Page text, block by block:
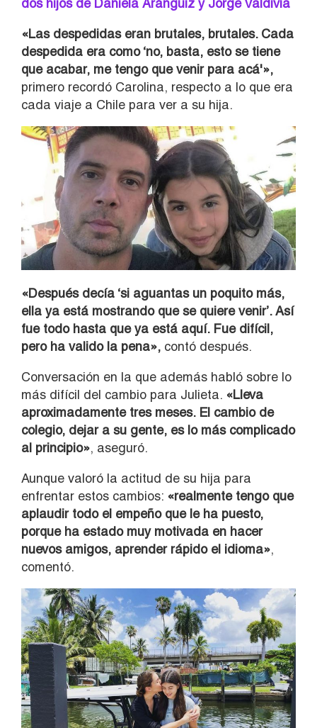
dos hijos de Daniela Aránguiz y Jorge Valdivia
«Las despedidas eran brutales, brutales. Cada
despedida era como ‘no, basta, esto se tiene
que acabar, me tengo que venir para acá'»,
primero recordó Carolina, respecto a lo que era
cada viaje a Chile para ver a su hija.
«Después decía ‘si aguantas un poquito más,
ella ya está mostrando que se quiere venir’. Así
fue todo hasta que ya está aquí. Fue difícil,
pero ha valido la pena», contó después.
Conversación en la que además habló sobre lo
más difícil del cambio para Julieta. «Lleva
aproximadamente tres meses. El cambio de
colegio, dejar a su gente, es lo más complicado
al principio», aseguró.
Aunque valoró la actitud de su hija para
enfrentar estos cambios: «realmente tengo que
aplaudir todo el empeño que le ha puesto,
porque ha estado muy motivada en hacer
nuevos amigos, aprender rápido el idioma»,
comentó.